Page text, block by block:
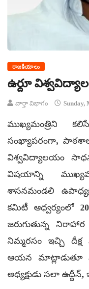
రాజకీయాలు
ఉర్దూ
వార్తా విభాగం Sunday,
ముఖ్యమంత్రిని
సంఖ్యాపరంగా,
విశ్వవిద్యాలయం
విషయాన్ని
శాసనమండలి
కమిటీ ఆధ్వర్యంలో
జరుగుతున్న
నిమ్మరసం ఇచ్చి
ఆయన మాట్లాడుతూ
అధ్యక్షుడు సలా